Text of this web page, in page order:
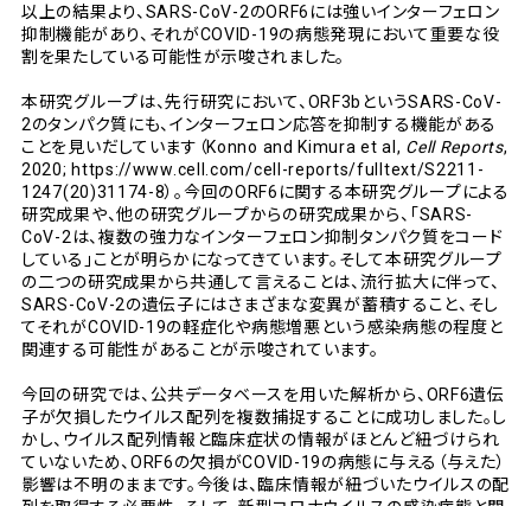
以上の結果より、SARS-CoV-2のORF6には強いインターフェロン
抑制機能があり、それがCOVID-19の病態発現において重要な役
割を果たしている可能性が示唆されました。
本研究グループは、先行研究において、ORF3bというSARS-CoV-
2のタンパク質にも、インターフェロン応答を抑制する機能がある
ことを見いだしています（Konno and Kimura et al, Cell Reports,
2020; https://www.cell.com/cell-reports/fulltext/S2211-
1247(20)31174-8）。今回のORF6に関する本研究グループによる
研究成果や、他の研究グループからの研究成果から、「SARS-
CoV-2は、複数の強力なインターフェロン抑制タンパク質をコード
している」ことが明らかになってきています。そして本研究グループ
の二つの研究成果から共通して言えることは、流行拡大に伴って、
SARS-CoV-2の遺伝子にはさまざまな変異が蓄積すること、そし
てそれがCOVID-19の軽症化や病態増悪という感染病態の程度と
関連する可能性があることが示唆されています。
今回の研究では、公共データベースを用いた解析から、ORF6遺伝
子が欠損したウイルス配列を複数捕捉することに成功しました。し
かし、ウイルス配列情報と臨床症状の情報がほとんど紐づけられ
ていないため、ORF6の欠損がCOVID-19の病態に与える（与えた）
影響は不明のままです。今後は、臨床情報が紐づいたウイルスの配